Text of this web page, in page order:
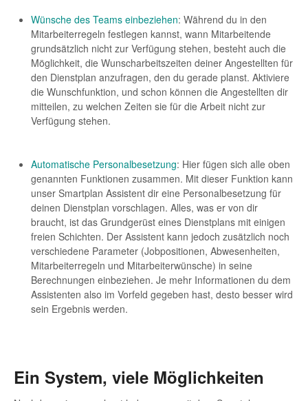
Wünsche des Teams einbeziehen: Während du in den
Mitarbeiterregeln festlegen kannst, wann Mitarbeitende
grundsätzlich nicht zur Verfügung stehen, besteht auch die
Möglichkeit, die Wunscharbeitszeiten deiner Angestellten für
den Dienstplan anzufragen, den du gerade planst. Aktiviere
die Wunschfunktion, und schon können die Angestellten dir
mitteilen, zu welchen Zeiten sie für die Arbeit nicht zur
Verfügung stehen.
Automatische Personalbesetzung: Hier fügen sich alle oben
genannten Funktionen zusammen. Mit dieser Funktion kann
unser Smartplan Assistent dir eine Personalbesetzung für
deinen Dienstplan vorschlagen. Alles, was er von dir
braucht, ist das Grundgerüst eines Dienstplans mit einigen
freien Schichten. Der Assistent kann jedoch zusätzlich noch
verschiedene Parameter (Jobpositionen, Abwesenheiten,
Mitarbeiterregeln und Mitarbeiterwünsche) in seine
Berechnungen einbeziehen. Je mehr Informationen du dem
Assistenten also im Vorfeld gegeben hast, desto besser wird
sein Ergebnis werden.
Ein System, viele Möglichkeiten